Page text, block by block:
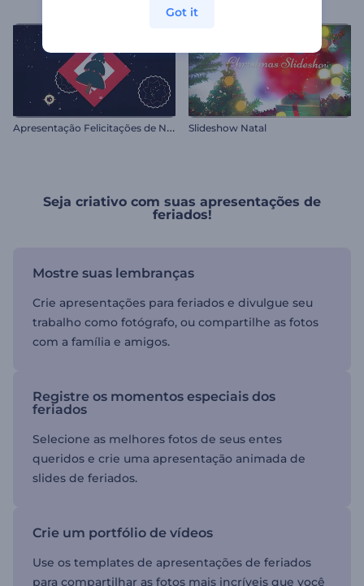
A
presentação Felicitações de Natal Slideshow Natal
Seja criativo com suas apresentações de
feriados!
Mostre suas lembranças
Crie apresentações para feriados e divulgue seu
trabalho como fotógrafo, ou compartilhe as fotos
com a família e amigos.
Registre os momentos especiais dos
feriados
Selecione as melhores fotos de seus entes
queridos e crie uma apresentação animada de
slides de feriados.
Crie um portfólio de vídeos
Use os templates de apresentações de feriados
para compartilhar as fotos mais incríveis que você
Got it